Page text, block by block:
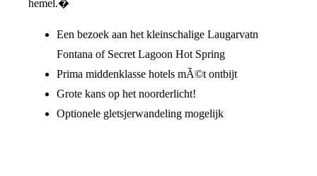
hemel.�
Een bezoek aan het kleinschalige Laugarvatn
Fontana of Secret Lagoon Hot Spring
Prima middenklasse hotels mÃ©t ontbijt
Grote kans op het noorderlicht!
Optionele gletsjerwandeling mogelijk